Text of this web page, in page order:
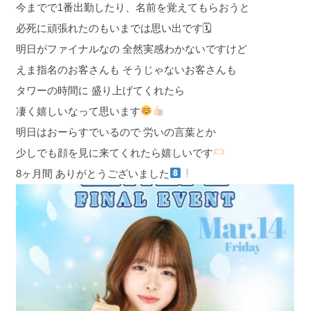
今までで1番出勤したり、名前を覚えてもらおうと
必死に頑張れたのもいまでは思い出です🗓
明日がファイナルなの 全然実感わかないですけど
えま指名のお客さんも そうじゃないお客さんも
タワーの時間に 盛り上げてくれたら
凄く嬉しいなって思います
明日はおーらすでいるので 労いの言葉とか
少しでも顔を見に来てくれたら嬉しいです
8ヶ月間 ありがとうございました